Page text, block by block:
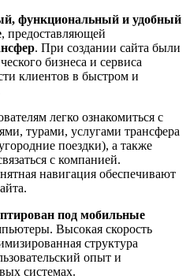
функциональный и удобный
, предоставляющей
. При создании сайта были
бизнеса и сервиса
клиентов в быстром и
легко ознакомиться с
турами, услугами трансфера
поездки), а также
с компанией.
навигация обеспечивают
под мобильные
Высокая скорость
структура
опыт и
системах.